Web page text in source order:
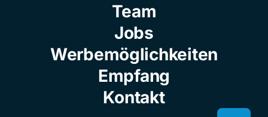
Team
Jobs
Werbemöglichkeiten
Empfang
Kontakt